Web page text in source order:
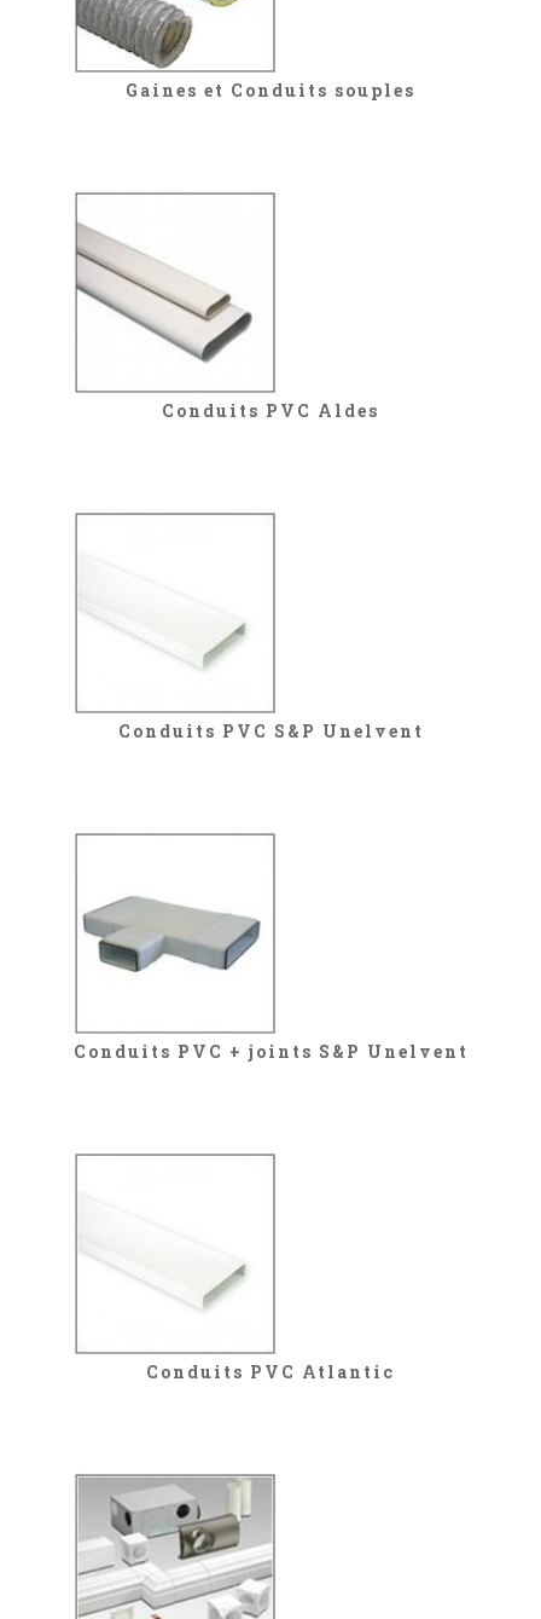
Gaines et Conduits souples
Conduits PVC Aldes
Conduits PVC S&P Unelvent
Conduits PVC + joints S&P Unelvent
Conduits PVC Atlantic